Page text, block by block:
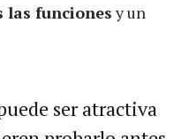
las funciones y un
ser atractiva